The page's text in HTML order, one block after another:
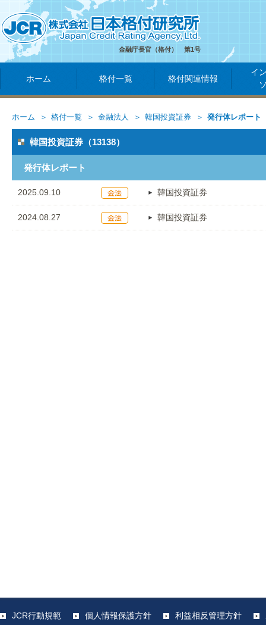
金融庁長官（格付） 第1号
ホーム 格付一覧 格付関連情報
イ
ホーム 格付一覧 金融法人 韓国投資証券 発行体レポート
韓国投資証券（13138）
発行体レポート
2025.09.10 韓国投資証券
2024.08.27 韓国投資証券
JCR行動規範 個人情報保護方針 利益相反管理方針